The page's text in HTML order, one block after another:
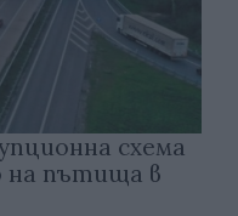
схема
пътища в